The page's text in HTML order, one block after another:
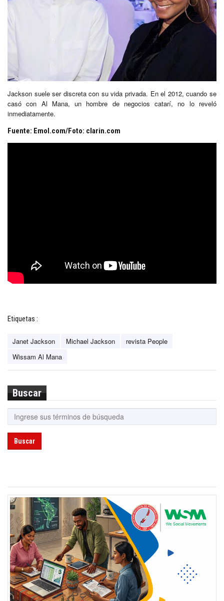
Jackson suele ser discreta con su vida privada. En el 2012, cuando se
casó con Al Mana, un hombre de negocios catarí, no lo reveló
inmediatamente.
Fuente: Emol.com/Foto: clarin.com
Etiquetas :
Janet Jackson Michael Jackson
revista People
Wissam Al Mana
Buscar
Buscar